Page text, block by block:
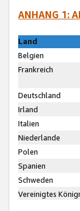
ANHANG 1:
Land
Belgien
Frankreich
Deutschland
Irland
Italien
Niederlande
Polen
Spanien
Schweden
Vereinigtes